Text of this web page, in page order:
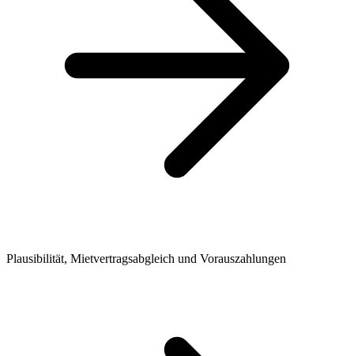
Plausibilität, Mietvertragsabgleich und Vorauszahlungen